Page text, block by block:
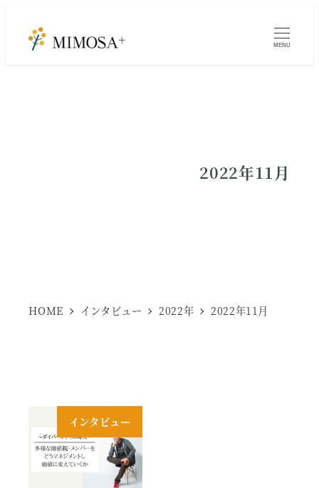
MENU
2022年11月
HOME インタビュー 2022年 2022年11月
インタビュー